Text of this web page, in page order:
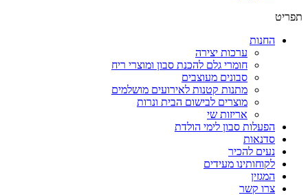
תפריט
החנות
ערכות יצירה
חומרי גלם להכנת סבון ומוצרי ריח
סבונים מעוצבים
מתנות קטנות לאירועים מושלמים
מוצרים לבישום הבית ונרות
אריזות שי
הפעלות סבון לימי הולדת
סדנאות
נעים להכיר
לקוחותינו מעידים
המגזין
צרו קשר